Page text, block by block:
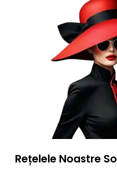
Rețelele Noastre